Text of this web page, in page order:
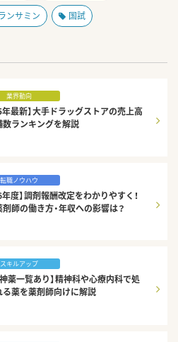
ンサミン 国試
業界動向
年最新】大手ドラッグストアの売上高
数ランキングを解説
転職ノウハウ
年度】調剤報酬改定をわかりやすく！
師の働き方・年収への影響は？
スキルアップ
神薬一覧あり】精神科や心療内科で処
る薬を薬剤師向けに解説